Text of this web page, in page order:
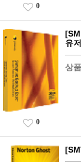
0
유
상
0